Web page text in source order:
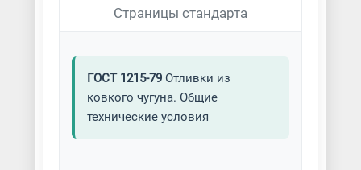
Страницы стандарта
ГОСТ 1215-79Отливки из
ковкого чугуна. Общие
технические условия